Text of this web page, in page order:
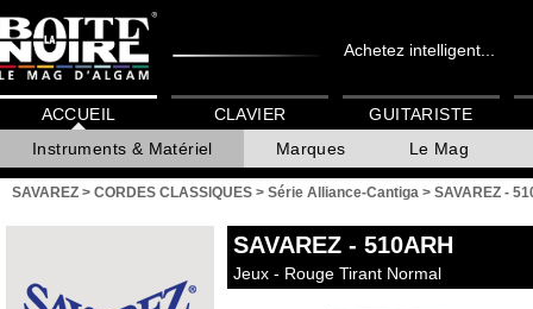
Achetez intelligent...
ACCUEIL
Instruments & Matériel
Marques Le Mag
CLAVIER GUITARISTE
SAVAREZ > CORDES CLASSIQUES > Série Alliance-Cantiga > SAVAREZ -
SAVAREZ - 510ARH
Jeux - Rouge Tirant Normal